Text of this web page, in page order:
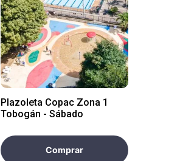
Plazoleta Copac Zona 1
Tobogán - Sábado
Comprar